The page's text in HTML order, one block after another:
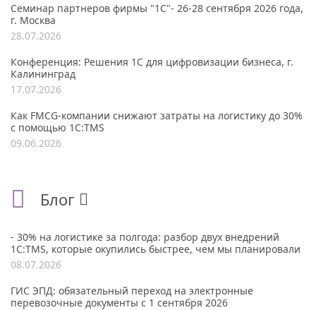
Семинар партнеров фирмы "1С"- 26-28 сентября 2026 года,
г. Москва
28.07.2026
Конференция: Решения 1С для цифровизации бизнеса, г.
Калининград
17.07.2026
Как FMCG-компании снижают затраты на логистику до 30%
с помощью 1С:TMS
09.06.2026
Блог
- 30% на логистике за полгода: разбор двух внедрений
1С:TMS, которые окупились быстрее, чем мы планировали
08.07.2026
ГИС ЭПД: обязательный переход на электронные
перевозочные документы с 1 сентября 2026